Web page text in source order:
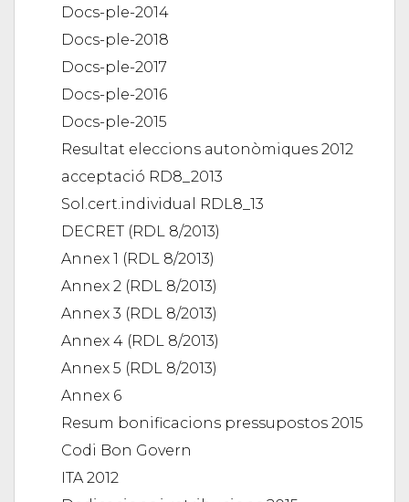
Docs-ple-2014
Docs-ple-2018
Docs-ple-2017
Docs-ple-2016
Docs-ple-2015
Resultat eleccions autonòmiques 2012
acceptació RD8_2013
Sol.cert.individual RDL8_13
DECRET (RDL 8/2013)
Annex 1 (RDL 8/2013)
Annex 2 (RDL 8/2013)
Annex 3 (RDL 8/2013)
Annex 4 (RDL 8/2013)
Annex 5 (RDL 8/2013)
Annex 6
Resum bonificacions pressupostos 2015
Codi Bon Govern
ITA 2012